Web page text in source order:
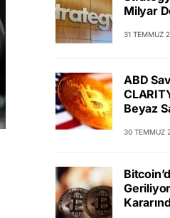
Milyar
31 TEMMUZ
ABD
Beyaz
30 TEMMUZ